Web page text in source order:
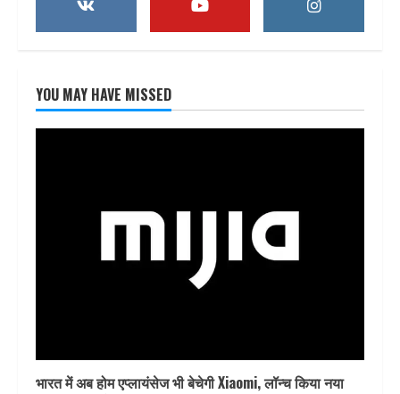
YOU MAY HAVE MISSED
भारत में अब होम एप्लायंसेज भी बेचेगी Xiaomi, लॉन्च किया नया